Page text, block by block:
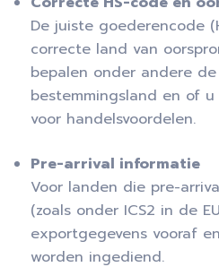
De juiste goederencode
correcte land van
bepalen onder andere
bestemmingsland en of
voor handelsvoordelen.
Pre-arrival informatie
Voor landen die pre-
(zoals onder ICS2 in de
exportgegevens vooraf
worden ingediend.